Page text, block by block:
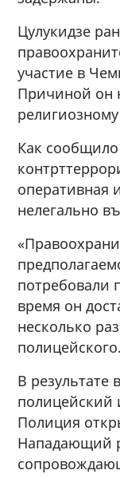
Цулукидзе
участие в
Причиной он
Как
оперативная
нелегально
потребовали
время он
несколько
полицейского.
В результате
полицейский
Полиция
Нападающий